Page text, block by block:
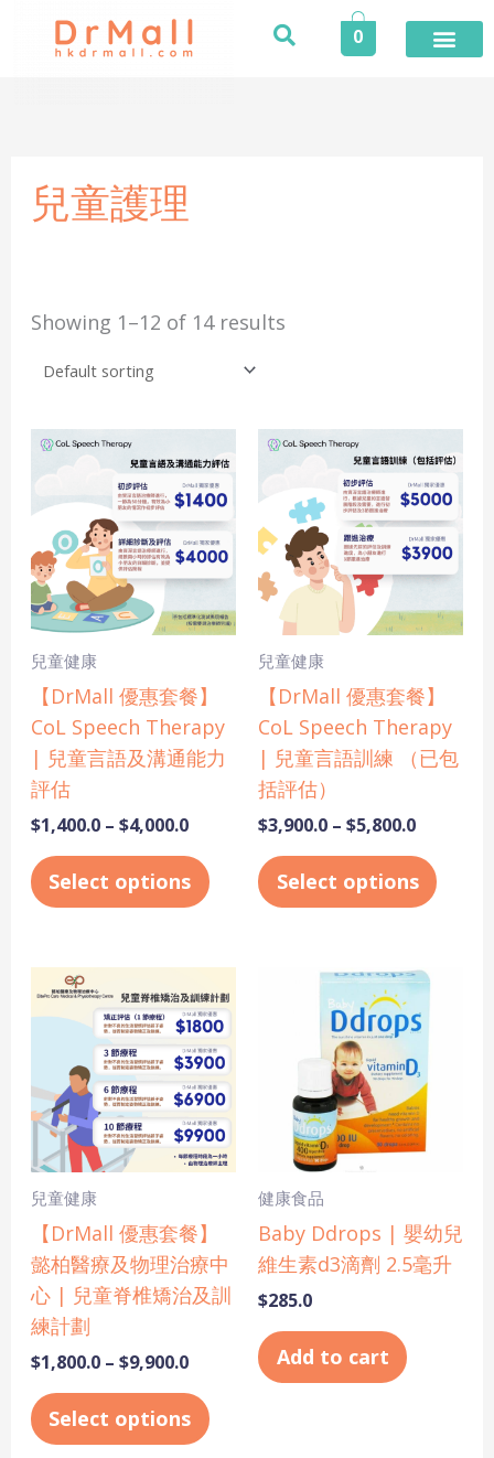
0
兒童護理
Showing 1–12 of 14 results
兒童健康
【DrMall 優惠套餐】
CoL Speech Therapy
| 兒童言語及溝通能力
評估
$1,400.0 – $4,000.0
range:
$1,400.0
through
$4,000.0
Select options
product
has
multiple
variants.
options
chosen
on
product
兒童健康
【DrMall 優惠套餐】
CoL Speech Therapy
| 兒童言語訓練 （已包
括評估）
$3,900.0 – $5,800.0
range:
$3,900.0
through
$5,800.0
Select options
has
on
兒童健康
【DrMall 優惠套餐】
懿柏醫療及物理治療中
心 | 兒童脊椎矯治及訓
練計劃
$1,800.0 – $9,900.0
range:
$1,800.0
through
$9,900.0
Select options
product
has
multiple
variants.
The
options
chosen
on
product
健康食品
Baby Ddrops | 嬰幼兒
維生素d3滴劑 2.5毫升
$285.0
Add to cart